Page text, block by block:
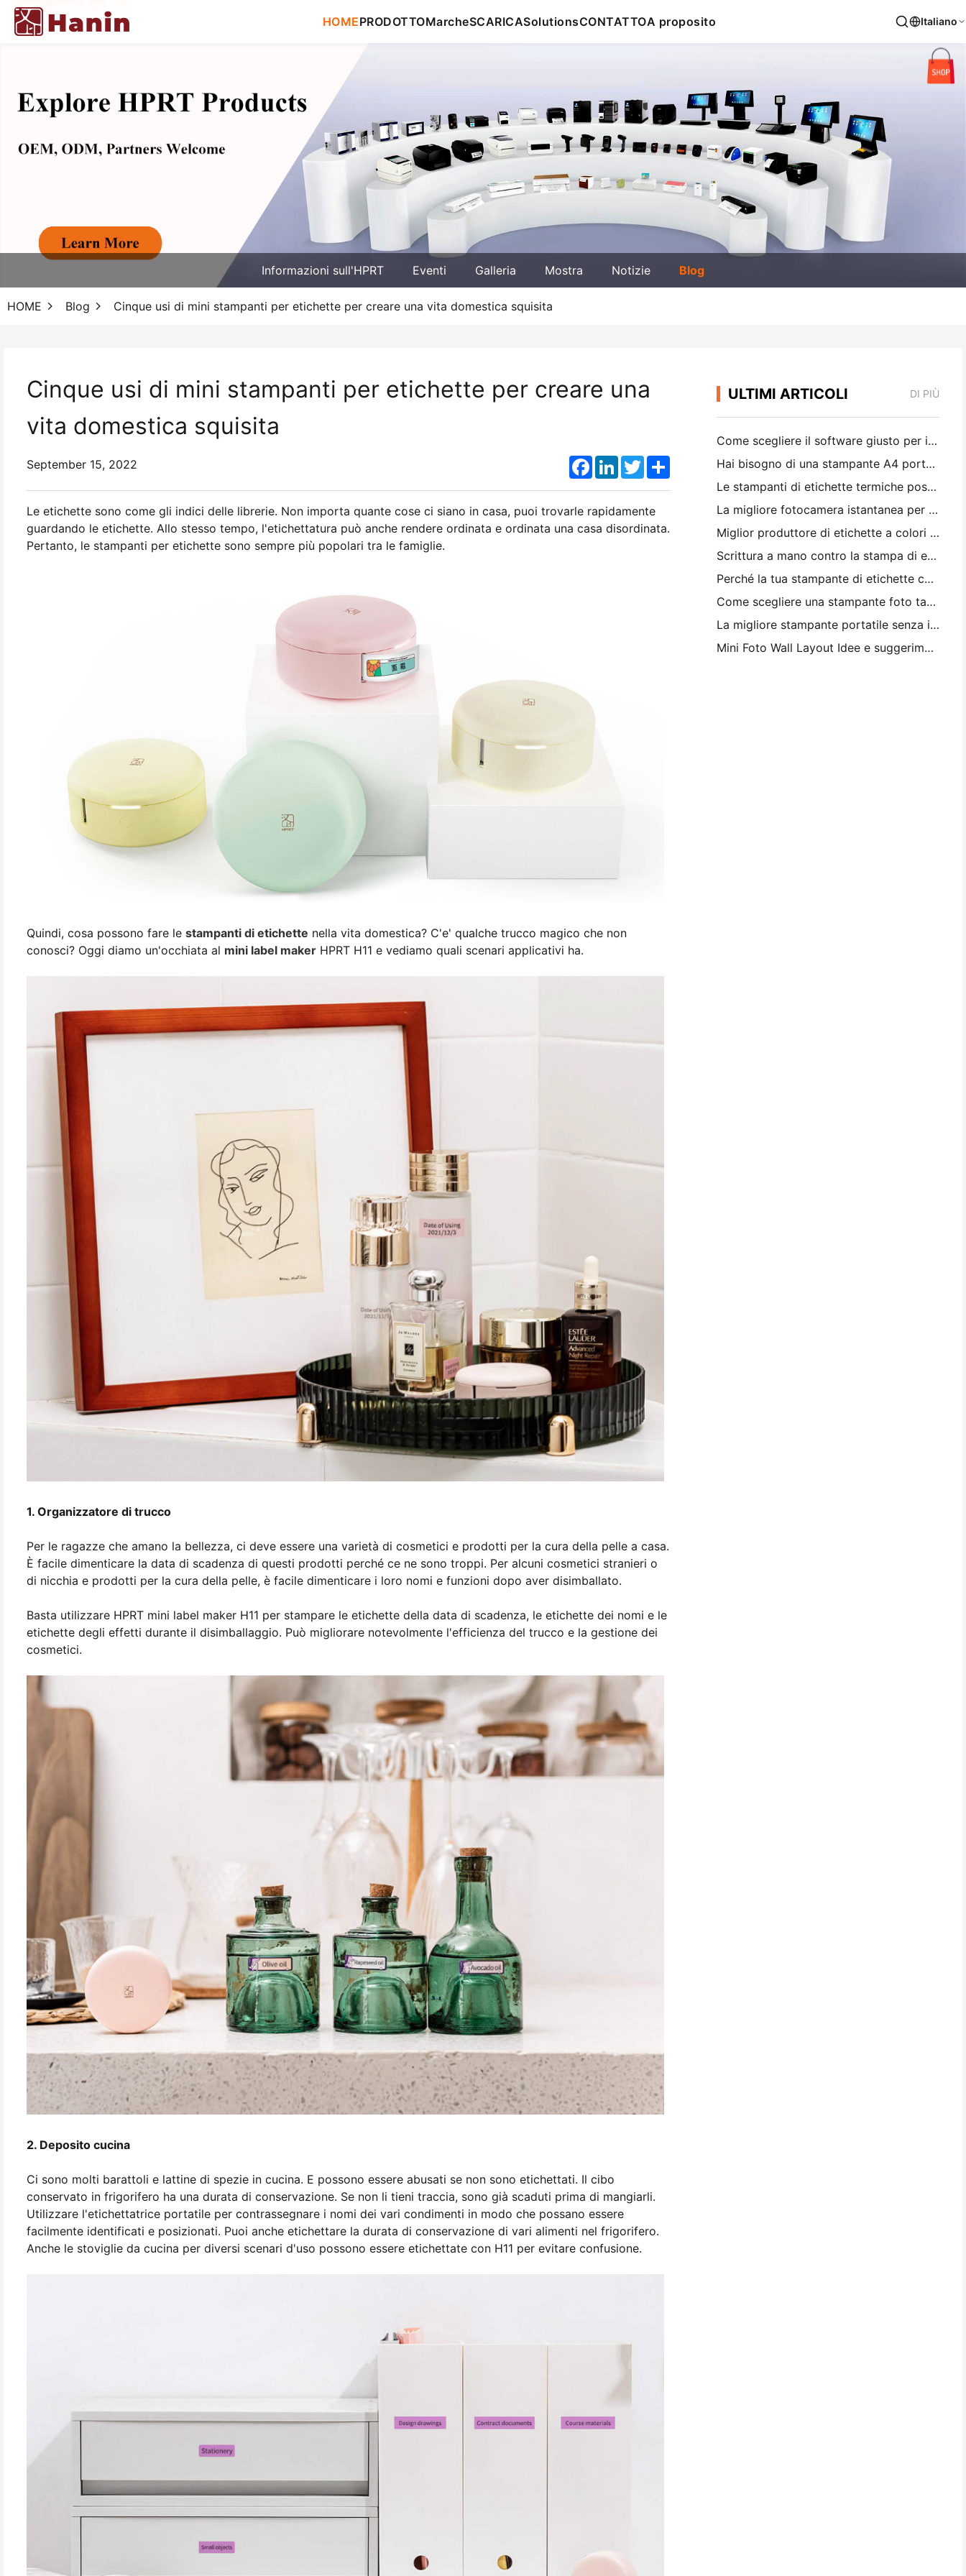
HOMEPRODOTTOMarcheSCARICASolutionsCONTATTOA proposito Italiano
Informazioni sull'HPRT Eventi Galleria Mostra Notizie Blog
HOME Blog Cinque usi di mini stampanti per etichette per creare una vita domestica squisita
Cinque usi di mini stampanti per etichette per creare una
vita domestica squisita
September 15, 2022 Facebook
LinkedInTwitterShare
Le etichette sono come gli indici delle librerie. Non importa quante cose ci siano in casa, puoi trovarle rapidamente
guardando le etichette. Allo stesso tempo, l'etichettatura può anche rendere ordinata e ordinata una casa disordinata.
Pertanto, le stampanti per etichette sono sempre più popolari tra le famiglie.
Quindi, cosa possono fare le stampanti di etichette nella vita domestica? C'e' qualche trucco magico che non
conosci? Oggi diamo un'occhiata al mini label maker HPRT H11 e vediamo quali scenari applicativi ha.
1. Organizzatore di trucco
Per le ragazze che amano la bellezza, ci deve essere una varietà di cosmetici e prodotti per la cura della pelle a casa.
È facile dimenticare la data di scadenza di questi prodotti perché ce ne sono troppi. Per alcuni cosmetici stranieri o
di nicchia e prodotti per la cura della pelle, è facile dimenticare i loro nomi e funzioni dopo aver disimballato.
Basta utilizzare HPRT mini label maker H11 per stampare le etichette della data di scadenza, le etichette dei nomi e le
etichette degli effetti durante il disimballaggio. Può migliorare notevolmente l'efficienza del trucco e la gestione dei
cosmetici.
2. Deposito cucina
Ci sono molti barattoli e lattine di spezie in cucina. E possono essere abusati se non sono etichettati. Il cibo
conservato in frigorifero ha una durata di conservazione. Se non li tieni traccia, sono già scaduti prima di mangiarli.
Utilizzare l'etichettatrice portatile per contrassegnare i nomi dei vari condimenti in modo che possano essere
facilmente identificati e posizionati. Puoi anche etichettare la durata di conservazione di vari alimenti nel frigorifero.
Anche le stoviglie da cucina per diversi scenari d'uso possono essere etichettate con H11 per evitare confusione.
ULTIMI ARTICOLI DI PIÙ
Come scegliere il software giusto per il tuo ristorante di piccole o medie dimensioni
Hai bisogno di una stampante A4 portatile per le fatture di magazzino? Cosa funziona davvero
Le stampanti di etichette termiche possono fare etichette impermeabili per prodotti di piccole imprese?
La migliore fotocamera istantanea per i principianti che non vogliono sprecare carta
Miglior produttore di etichette a colori per il journaling e lo scrapbooking: aggiungere più colori ad ogni pagina
Scrittura a mano contro la stampa di etichette di spedizione: consigli per le piccole imprese nel 2026
Perché la tua stampante di etichette continua a bloccare?
Come scegliere una stampante foto tascabile: una guida completa per gli utenti di giornali, viaggi e iPhone
La migliore stampante portatile senza inchiostro per viaggi, scuola e lavoro mobile: Hanin MT620 Pro Recensione
Mini Foto Wall Layout Idee e suggerimenti per la decorazione della camera da letto e del dormitorio